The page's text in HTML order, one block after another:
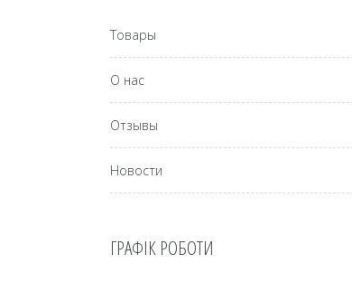
Товары
О нас
Отзывы
Новости
ГРАФІК РОБОТИ